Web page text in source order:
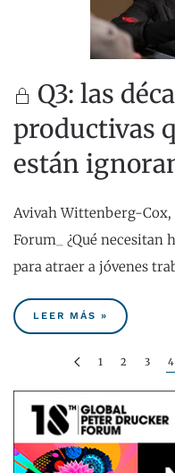
Q3: las
productivas
están
Avivah Wittenberg-Cox,
Forum_ ¿Qué necesitan
para atraer a jóvenes
LEER MÁS »
1 2 3 4